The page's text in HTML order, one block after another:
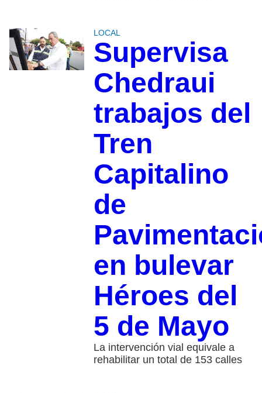
LOCAL
Supervisa
Chedraui
trabajos del
Tren
Capitalino
de
en bulevar
Héroes del
5 de Mayo
La intervención vial equivale a
rehabilitar un total de 153 calles